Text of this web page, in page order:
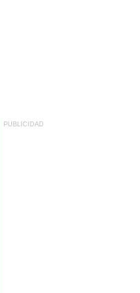
PUBLICIDAD